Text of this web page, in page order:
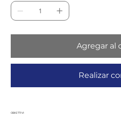
Agregar al
Realizar
OBIETTIVI